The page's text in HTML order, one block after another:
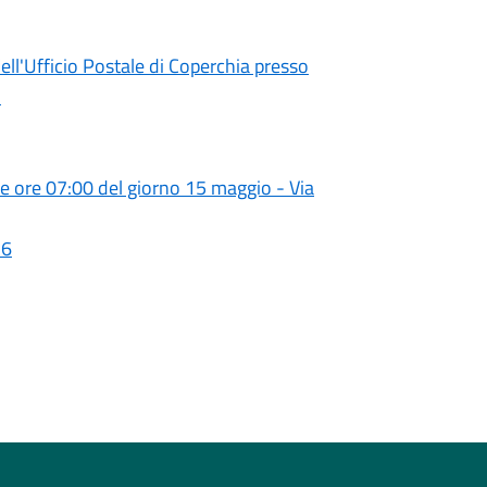
Postale di Coperchia presso
ore 07:00 del giorno 15 maggio - Via